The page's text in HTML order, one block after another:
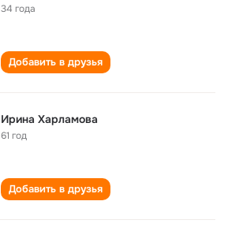
34 года
Добавить в друзья
Ирина Харламова
61 год
Добавить в друзья